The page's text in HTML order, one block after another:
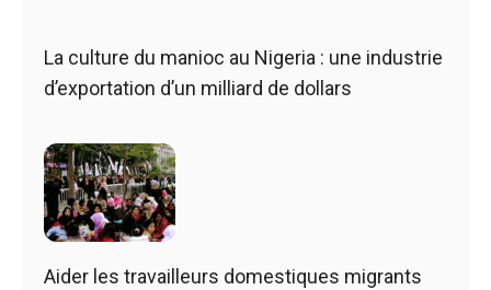
La culture du manioc au Nigeria : une industrie
d’exportation d’un milliard de dollars
Aider les travailleurs domestiques migrants